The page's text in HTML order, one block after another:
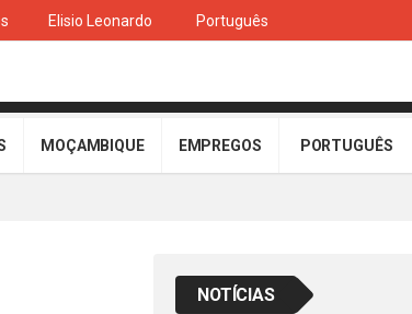
Elisio Leonardo Português
MOÇAMBIQUE EMPREGOS PORTUGUÊS
NOTÍCIAS